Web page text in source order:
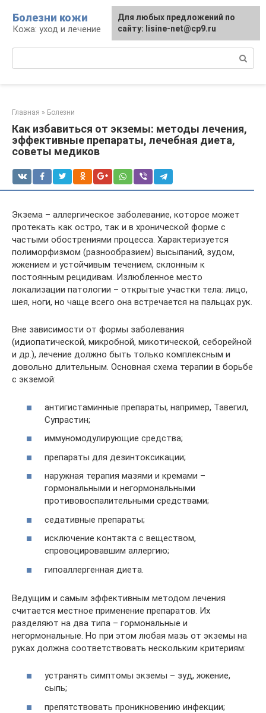
контенту
Болезни кожи
Кожа: уход и лечение
Главная » Болезни
Как избавиться от экземы: методы лечения,
эффективные препараты, лечебная диета,
советы медиков
Экзема – аллергическое заболевание, которое может
протекать как остро, так и в хронической форме с
частыми обострениями процесса. Характеризуется
полиморфизмом (разнообразием) высыпаний, зудом,
жжением и устойчивым течением, склонным к
постоянным рецидивам. Излюбленное место
локализации патологии – открытые участки тела: лицо,
шея, ноги, но чаще всего она встречается на пальцах рук.
Вне зависимости от формы заболевания
(идиопатической, микробной, микотической, себорейной
и др.), лечение должно быть только комплексным и
довольно длительным. Основная схема терапии в борьбе
с экземой:
антигистаминные препараты, например, Тавегил,
Супрастин;
иммуномодулирующие средства;
препараты для дезинтоксикации;
наружная терапия мазями и кремами –
гормональными и негормональными
противовоспалительными средствами;
седативные препараты;
исключение контакта с веществом,
спровоцировавшим аллергию;
гипоаллергенная диета.
Ведущим и самым эффективным методом лечения
считается местное применение препаратов. Их
разделяют на два типа – гормональные и
негормональные. Но при этом любая мазь от экземы на
руках должна соответствовать нескольким критериям:
устранять симптомы экземы – зуд, жжение,
сыпь;
препятствовать проникновению инфекции;
Для любых предложений по
сайту: lisine-net@cp9.ru